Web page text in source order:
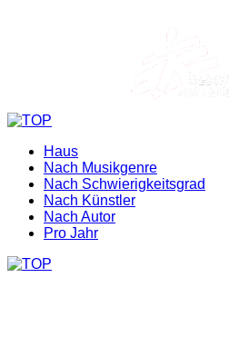
Haus
Nach Musikgenre
Nach Schwierigkeitsgrad
Nach Künstler
Nach Autor
Pro Jahr